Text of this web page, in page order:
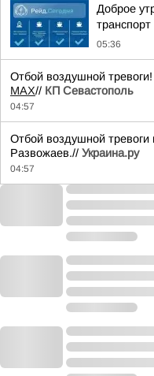
Доброе
05:36
Отбой воздушной тревоги!
MAX// КП Севастополь
04:57
Отбой воздушной
Развожаев.// Украина.ру
04:57